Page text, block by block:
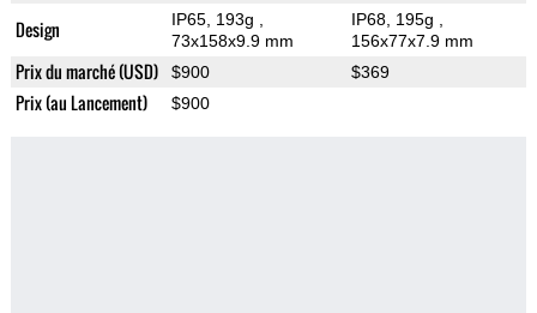
Design IP65, 193g
73x158x9.9 mm
IP68, 195g
156x77x7.9 mm
Prix du marché (USD) $900 $369
Prix (au Lancement) $900